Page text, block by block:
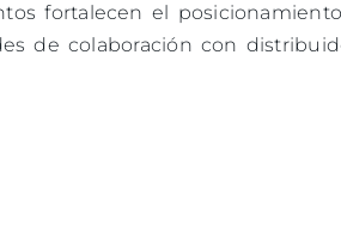
fortalecen el
de colaboración con